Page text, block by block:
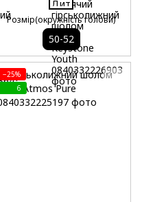
Розмір(окружність голови)
50-52
−25%
6